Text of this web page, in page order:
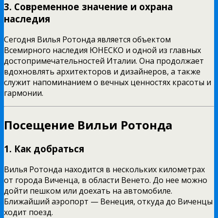
3. Современное значение и охрана
наследия
Сегодня Вилья Ротонда является объектом
Всемирного наследия ЮНЕСКО и одной из главных
достопримечательностей Италии. Она продолжает
вдохновлять архитекторов и дизайнеров, а также
служит напоминанием о вечных ценностях красоты и
гармонии.
Посещение Вильи Ротонда
1. Как добраться
Вилья Ротонда находится в нескольких километрах
от города Виченца, в области Венето. До нее можно
дойти пешком или доехать на автомобиле.
Ближайший аэропорт — Венеция, откуда до Виченцы
ходит поезд.